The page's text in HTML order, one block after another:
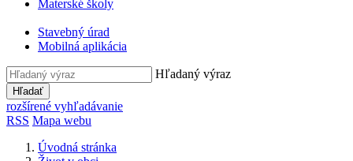
Materské školy
Stavebný úrad
Mobilná aplikácia
Hľadaný výraz
Hľadať
rozšírené vyhľadávanie
RSS Mapa webu
Úvodná stránka